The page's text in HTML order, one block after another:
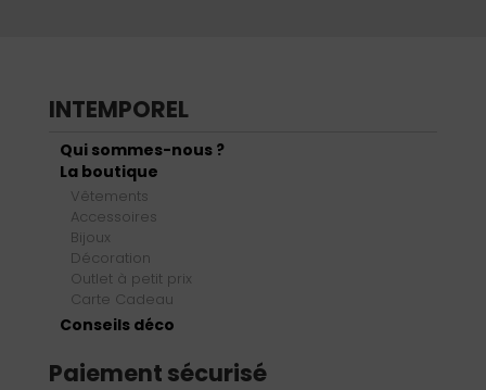
INTEMPOREL
Qui sommes-nous ?
La boutique
Vêtements
Accessoires
Bijoux
Décoration
Outlet à petit prix
Carte Cadeau
Conseils déco
Paiement sécurisé